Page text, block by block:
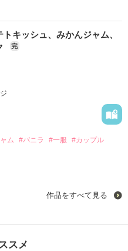
ントリー作品です。
む
る「竜神様の祠」に参拝し
が封じられているという水
議な男性が現れた。実はそ
ための神器に過ぎなかった
伝ってほしい」
あたる原初の神、天神に狙
に頼んで自分自身を封印さ
キッシュ、みかんジャム、
完
ム #バニラ #一服
#カップル
作品をすべて見る
スメ